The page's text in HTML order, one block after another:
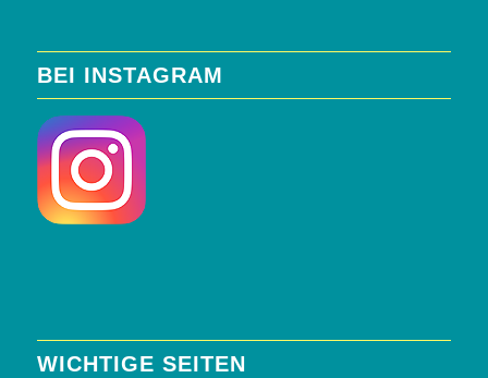
BEI INSTAGRAM
WICHTIGE SEITEN